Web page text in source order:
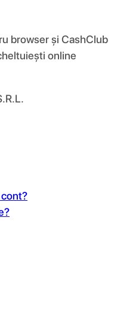
browser și CashClub
online